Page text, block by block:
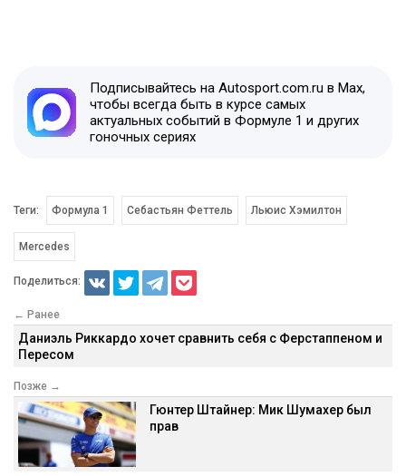
Подписывайтесь на Autosport.com.ru в Max,
чтобы всегда быть в курсе самых
актуальных событий в Формуле 1 и других
гоночных сериях
Теги: Формула 1 Себастьян Феттель Льюис Хэмилтон
Mercedes
Поделиться:
← Ранее
Даниэль Риккардо хочет сравнить себя с Ферстаппеном и
Пересом
Позже →
Гюнтер Штайнер: Мик Шумахер был
прав